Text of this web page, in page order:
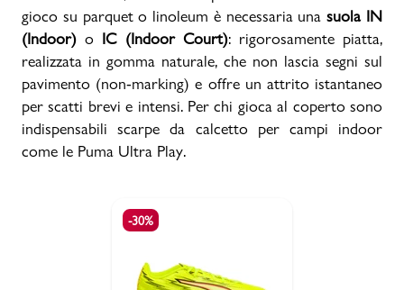
gioco su parquet o linoleum è necessaria unasuola IN
(Indoor) o IC (Indoor Court): rigorosamente piatta,
realizzata in gomma naturale, che non lascia segni sul
pavimento (non-marking) e offre un attrito istantaneo
per scatti brevi e intensi. Per chi gioca al coperto sono
indispensabili scarpe da calcetto per campi indoor
come le Puma Ultra Play.
-30%